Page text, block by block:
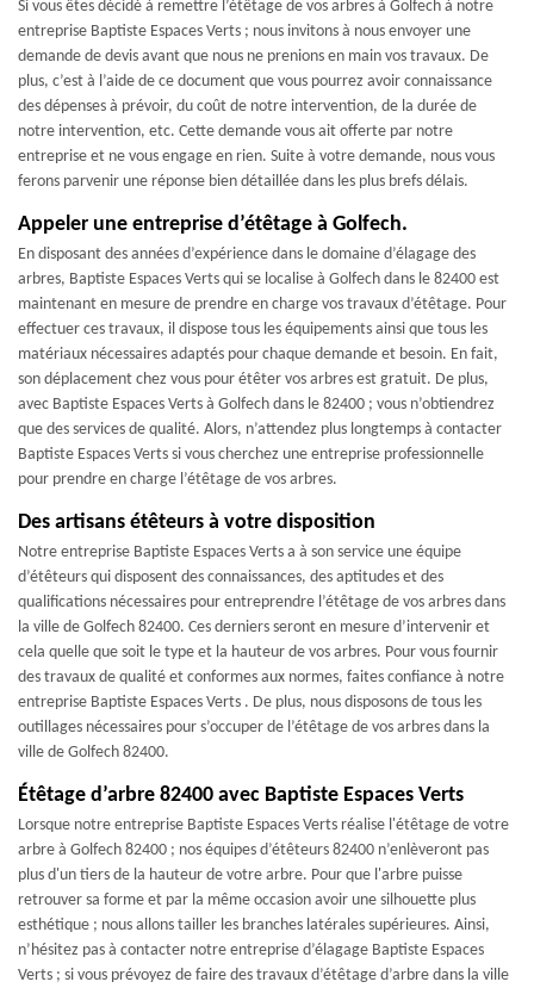
Si vous êtes décidé à remettre l’étêtage de vos arbres à Golfech à notre
entreprise Baptiste Espaces Verts ; nous invitons à nous envoyer une
demande de devis avant que nous ne prenions en main vos travaux. De
plus, c’est à l’aide de ce document que vous pourrez avoir connaissance
des dépenses à prévoir, du coût de notre intervention, de la durée de
notre intervention, etc. Cette demande vous ait offerte par notre
entreprise et ne vous engage en rien. Suite à votre demande, nous vous
ferons parvenir une réponse bien détaillée dans les plus brefs délais.
Appeler une entreprise d’étêtage à Golfech.
En disposant des années d’expérience dans le domaine d’élagage des
arbres, Baptiste Espaces Verts qui se localise à Golfech dans le 82400 est
maintenant en mesure de prendre en charge vos travaux d’étêtage. Pour
effectuer ces travaux, il dispose tous les équipements ainsi que tous les
matériaux nécessaires adaptés pour chaque demande et besoin. En fait,
son déplacement chez vous pour étêter vos arbres est gratuit. De plus,
avec Baptiste Espaces Verts à Golfech dans le 82400 ; vous n’obtiendrez
que des services de qualité. Alors, n’attendez plus longtemps à contacter
Baptiste Espaces Verts si vous cherchez une entreprise professionnelle
pour prendre en charge l’étêtage de vos arbres.
Des artisans étêteurs à votre disposition
Notre entreprise Baptiste Espaces Verts a à son service une équipe
d’étêteurs qui disposent des connaissances, des aptitudes et des
qualifications nécessaires pour entreprendre l’étêtage de vos arbres dans
la ville de Golfech 82400. Ces derniers seront en mesure d’intervenir et
cela quelle que soit le type et la hauteur de vos arbres. Pour vous fournir
des travaux de qualité et conformes aux normes, faites confiance à notre
entreprise Baptiste Espaces Verts . De plus, nous disposons de tous les
outillages nécessaires pour s’occuper de l’étêtage de vos arbres dans la
ville de Golfech 82400.
Étêtage d’arbre 82400 avec Baptiste Espaces Verts
Lorsque notre entreprise Baptiste Espaces Verts réalise l'étêtage de votre
arbre à Golfech 82400 ; nos équipes d’étêteurs 82400 n’enlèveront pas
plus d'un tiers de la hauteur de votre arbre. Pour que l'arbre puisse
retrouver sa forme et par la même occasion avoir une silhouette plus
esthétique ; nous allons tailler les branches latérales supérieures. Ainsi,
n’hésitez pas à contacter notre entreprise d’élagage Baptiste Espaces
Verts ; si vous prévoyez de faire des travaux d’étêtage d’arbre dans la ville